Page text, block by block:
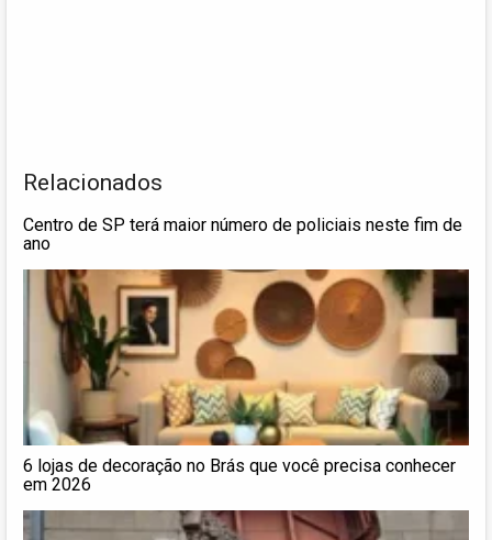
Relacionados
Centro de SP terá maior número de policiais neste fim de
ano
6 lojas de decoração no Brás que você precisa conhecer
em 2026